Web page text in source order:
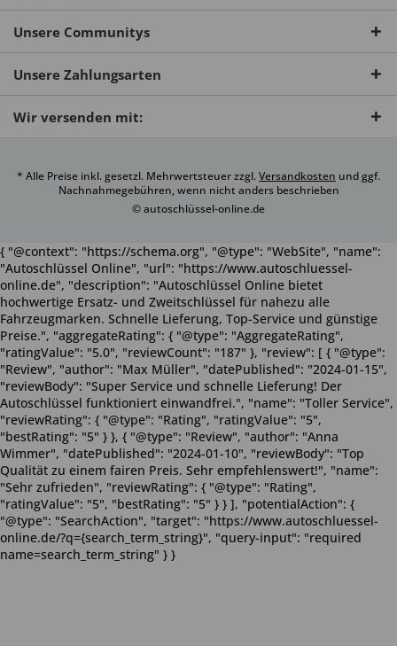
Unsere Communitys
Unsere Zahlungsarten
Wir versenden mit:
* Alle Preise inkl. gesetzl. Mehrwertsteuer zzgl.Versandkosten und ggf.
Nachnahmegebühren, wenn nicht anders beschrieben
© autoschlüssel-online.de
{ "@context": "https://schema.org", "@type": "WebSite", "name":
"Autoschlüssel Online", "url": "https://www.autoschluessel-
online.de", "description": "Autoschlüssel Online bietet
hochwertige Ersatz- und Zweitschlüssel für nahezu alle
Fahrzeugmarken. Schnelle Lieferung, Top-Service und günstige
Preise.", "aggregateRating": { "@type": "AggregateRating",
"ratingValue": "5.0", "reviewCount": "187" }, "review": [ { "@type":
"Review", "author": "Max Müller", "datePublished": "2024-01-15",
"reviewBody": "Super Service und schnelle Lieferung! Der
Autoschlüssel funktioniert einwandfrei.", "name": "Toller Service",
"reviewRating": { "@type": "Rating", "ratingValue": "5",
"bestRating": "5" } }, { "@type": "Review", "author": "Anna
Wimmer", "datePublished": "2024-01-10", "reviewBody": "Top
Qualität zu einem fairen Preis. Sehr empfehlenswert!", "name":
"Sehr zufrieden", "reviewRating": { "@type": "Rating",
"ratingValue": "5", "bestRating": "5" } } ], "potentialAction": {
"@type": "SearchAction", "target": "https://www.autoschluessel-
online.de/?q={search_term_string}", "query-input": "required
name=search_term_string" } }